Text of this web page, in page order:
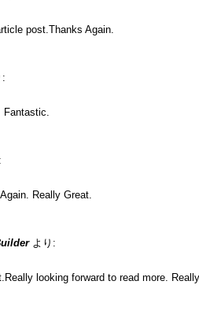
post.Thanks Again.
:
Really Great.
より:
looking forward to read more.